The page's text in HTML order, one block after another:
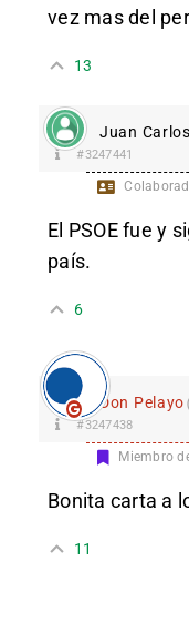
vez mas del
13
Juan
#3247441
El PSOE fue y
país.
6
Don Pelayo
#3247438
Miembro
Bonita carta a
11